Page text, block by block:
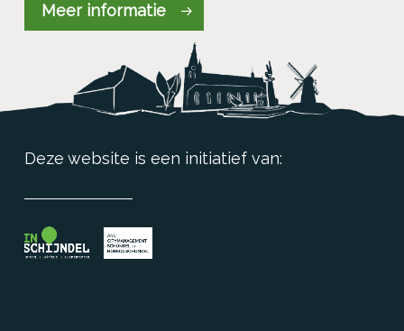
Meer informatie
Deze website is een initiatief van: